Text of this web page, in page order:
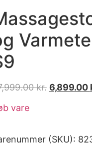
kr. 6,899.00
vare
(SKU):